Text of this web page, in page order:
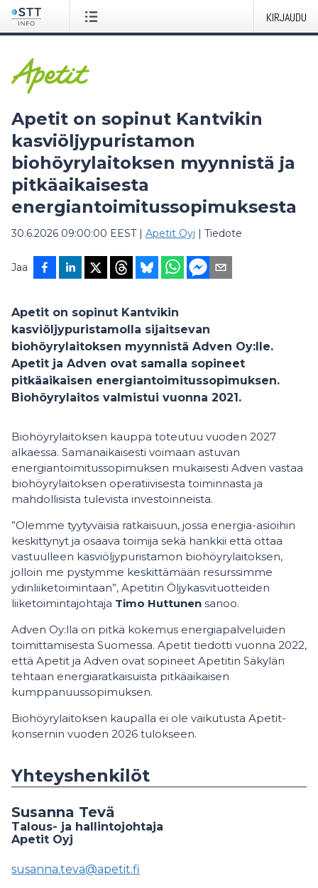
KIRJAUDU
Apetit on sopinut Kantvikin
kasviöljypuristamon
biohöyrylaitoksen myynnistä ja
pitkäaikaisesta
energiantoimitussopimuksesta
30.6.2026 09:00:00 EEST| Apetit Oyj | Tiedote
Jaa
Apetit on sopinut Kantvikin
kasviöljypuristamolla sijaitsevan
biohöyrylaitoksen myynnistä Adven Oy:lle.
Apetit ja Adven ovat samalla sopineet
pitkäaikaisen energiantoimitussopimuksen.
Biohöyrylaitos valmistui vuonna 2021.
Biohöyrylaitoksen kauppa toteutuu vuoden 2027
alkaessa. Samanaikaisesti voimaan astuvan
energiantoimitussopimuksen mukaisesti Adven vastaa
biohöyrylaitoksen operatiivisesta toiminnasta ja
mahdollisista tulevista investoinneista.
”Olemme tyytyväisiä ratkaisuun, jossa energia-asioihin
keskittynyt ja osaava toimija sekä hankkii että ottaa
vastuulleen kasviöljypuristamon biohöyrylaitoksen,
jolloin me pystymme keskittämään resurssimme
ydinliiketoimintaan”, Apetitin Öljykasvituotteiden
liiketoimintajohtaja Timo Huttunen sanoo.
Adven Oy:lla on pitkä kokemus energiapalveluiden
toimittamisesta Suomessa. Apetit tiedotti vuonna 2022,
että Apetit ja Adven ovat sopineet Apetitin Säkylän
tehtaan energiaratkaisuista pitkäaikaisen
kumppanuussopimuksen.
Biohöyrylaitoksen kaupalla ei ole vaikutusta Apetit-
konsernin vuoden 2026 tulokseen.
Yhteyshenkilöt
Susanna Tevä
Talous- ja hallintojohtaja
Apetit Oyj
susanna.teva@apetit.fi